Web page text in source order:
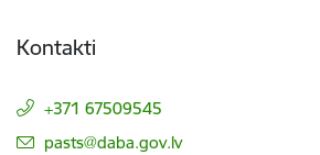
Kontakti
+371 67509545
E-pasts:
pasts@daba.gov.lv